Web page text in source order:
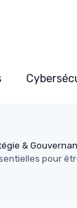
&
pour